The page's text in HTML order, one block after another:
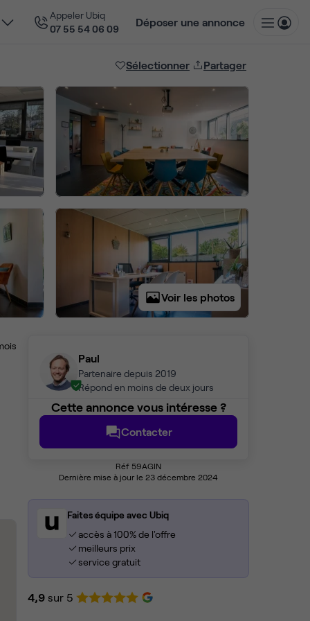
Appeler Ubiq
07 55 54 06 09
Déposer une annonce
Sélectionner Partager
Voir les photos
Paul
Partenaire depuis 2019
Répond en moins de deux jours
Cette annonce vous intéresse ?
Contacter
Réf 59AGIN
Dernière mise à jour le 23 décembre 2024
Faites équipe avec Ubiq
accès à 100% de l'offre
meilleurs prix
service gratuit
4,9 sur 5